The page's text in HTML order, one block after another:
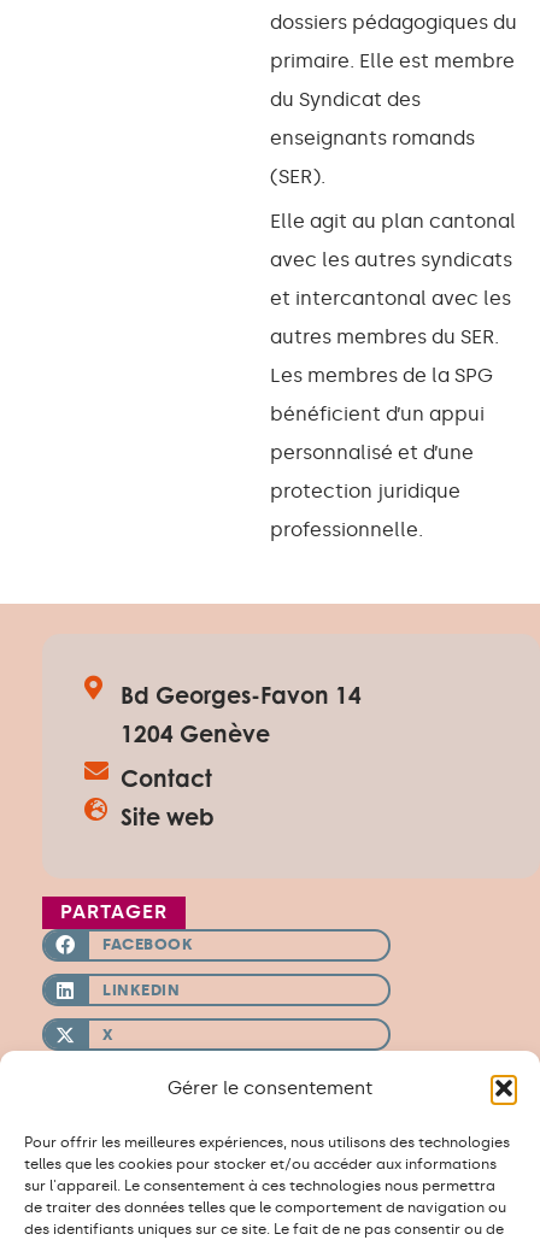
Gérer le consentement
Pour offrir les meilleures expériences, nous utilisons des technologies
telles que les cookies pour stocker et/ou accéder aux informations
sur l'appareil. Le consentement à ces technologies nous permettra
de traiter des données telles que le comportement de navigation ou
des identifiants uniques sur ce site. Le fait de ne pas consentir ou de
dossiers pédagogiques du
primaire. Elle est membre
du Syndicat des
enseignants romands
(SER).
Elle agit au plan cantonal
avec les autres syndicats
et intercantonal avec les
autres membres du SER.
Les membres de la SPG
bénéficient d’un appui
personnalisé et d’une
protection juridique
professionnelle.
Bd Georges-Favon 14
1204 Genève
Contact
Site web
PARTAGER
FACEBOOK
LINKEDIN
X
WHATSAPP
EMAIL
IMPRIMER